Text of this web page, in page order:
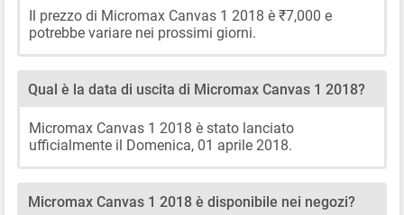
Il prezzo di Micromax Canvas 1 2018 è ₹7,000 e
potrebbe variare nei prossimi giorni.
Qual è la data di uscita di Micromax Canvas 1 2018?
Micromax Canvas 1 2018 è stato lanciato
ufficialmente il Domenica, 01 aprile 2018.
Micromax Canvas 1 2018 è disponibile nei negozi?